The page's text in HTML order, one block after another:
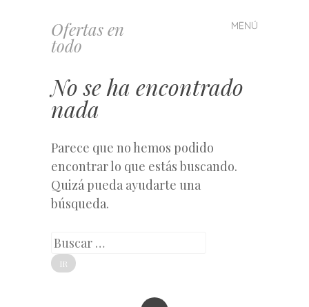
Ofertas en
todo
MENÚ
Saltar
al
No se ha encontrado
nada
Parece que no hemos podido
encontrar lo que estás buscando.
Quizá pueda ayudarte una
búsqueda.
Buscar